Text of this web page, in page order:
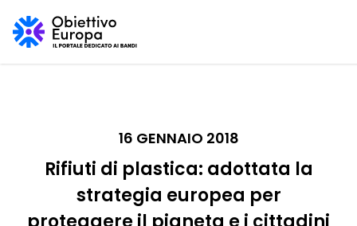
16 GENNAIO 2018
Rifiuti di plastica: adottata la
strategia europea per